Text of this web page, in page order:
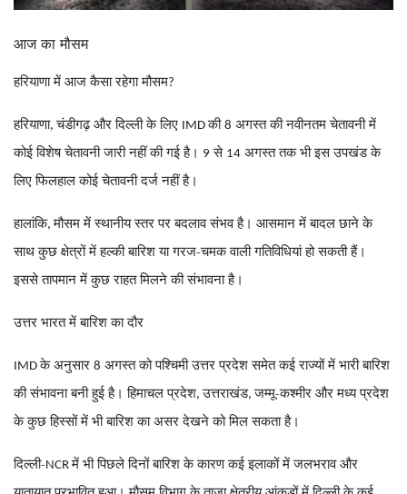
आज का मौसम
हरियाणा में आज कैसा रहेगा मौसम?
हरियाणा,चंडीगढ़ और दिल्ली के लिए IMDकी 8 अगस्त की नवीनतम चेतावनी में
कोई विशेष चेतावनी जारी नहीं की गई है। 9 से 14 अगस्त तक भी इस उपखंड के
लिए फिलहाल कोई चेतावनी दर्ज नहीं है।
हालांकि,मौसम में स्थानीय स्तर पर बदलाव संभव है। आसमान में बादल छाने के
साथ कुछ क्षेत्रों में हल्की बारिश या गरज-चमक वाली गतिविधियां हो सकती हैं।
इससे तापमान में कुछ राहत मिलने की संभावना है।
उत्तर भारत में बारिश का दौर
IMDके अनुसार 8 अगस्त को पश्चिमी उत्तर प्रदेश समेत कई राज्यों में भारी बारिश
की संभावना बनी हुई है। हिमाचल प्रदेश,उत्तराखंड,जम्मू-कश्मीर और मध्य प्रदेश
के कुछ हिस्सों में भी बारिश का असर देखने को मिल सकता है।
दिल्ली-NCRमें भी पिछले दिनों बारिश के कारण कई इलाकों में जलभराव और